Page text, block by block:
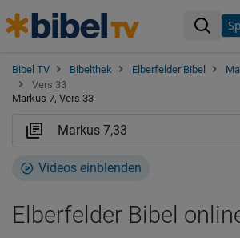
Bibel TV Bibelthek Elberfelder Bibel
Vers 33
Markus 7, Vers 33
Videos einblenden
Elberfelder Bibel